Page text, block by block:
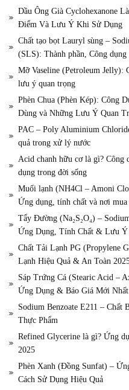
Dầu Ông Già Cyclohexanone
Điểm Và Lưu Ý Khi Sử Dụng
Chất tạo bọt Lauryl sùng –
(SLS): Thành phần, Công
Mỡ Vaseline (Petroleum Jelly):
lưu ý quan trọng
Phèn Chua (Phèn Kép): Công
Dùng và Những Lưu Ý Quan
PAC – Poly Aluminium
quả trong xử lý nước
Acid chanh hữu cơ là gì? Công
dụng trong đời sống
Muối lạnh (NH4Cl – Amoni
Ứng dụng, tính chất và nơi
Tẩy Đường (Na₂S₂O₄) –
Ứng Dụng, Tính Chất & Lưu Ý
Chất Tải Lạnh PG (Propylene
Lạnh Hiệu Quả & An Toàn
Sáp Trứng Cá (Stearic Acid –
Ứng Dụng & Báo Giá Mới
Sodium Benzoate E211 – Chất
Thực Phẩm
Refined Glycerine là gì? Ứng
2025
Phèn Xanh (Đồng Sunfat) –
Cách Sử Dụng Hiệu Quả